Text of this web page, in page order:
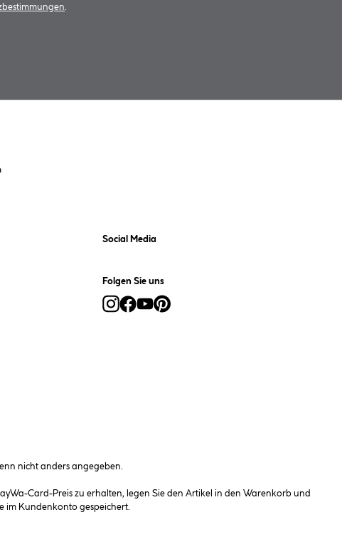
Social Media
Folgen Sie uns
nicht anders angegeben.
Card-Preis zu erhalten, legen Sie den Artikel in den Warenkorb und
im Kundenkonto gespeichert.